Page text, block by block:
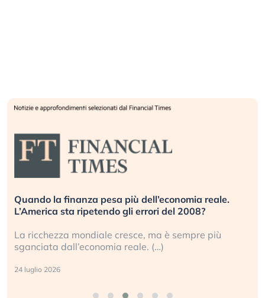
Quando la finanza pesa più dell’economia reale.
L’America sta ripetendo gli errori del 2008?
La ricchezza mondiale cresce, ma è sempre più
sganciata dall’economia reale. (…)
24 luglio 2026